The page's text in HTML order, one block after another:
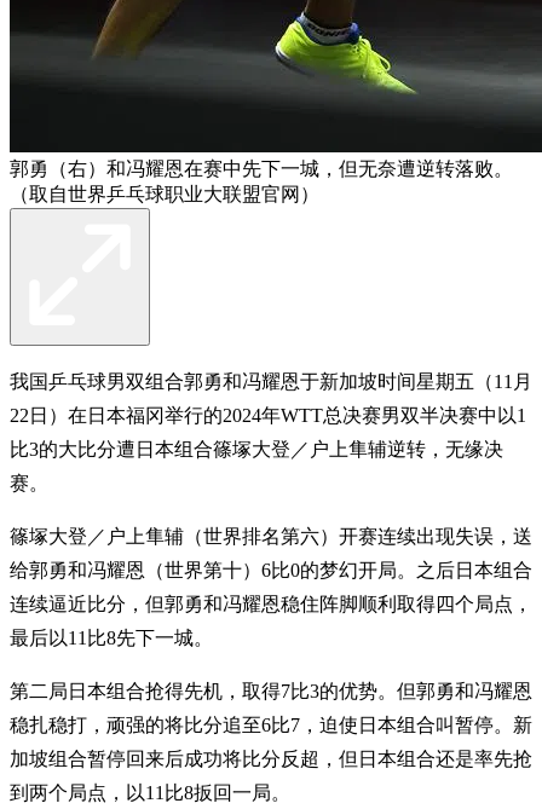
郭勇（右）和冯耀恩在赛中先下一城，但无奈遭逆转落败。
（取自世界乒乓球职业大联盟官网）
我国乒乓球男双组合郭勇和冯耀恩于新加坡时间星期五（11月
22日）在日本福冈举行的2024年WTT总决赛男双半决赛中以1
比3的大比分遭日本组合篠塚大登／户上隼辅逆转，无缘决
赛。
篠塚大登／户上隼辅（世界排名第六）开赛连续出现失误，送
给郭勇和冯耀恩（世界第十）6比0的梦幻开局。之后日本组合
连续逼近比分，但郭勇和冯耀恩稳住阵脚顺利取得四个局点，
最后以11比8先下一城。
第二局日本组合抢得先机，取得7比3的优势。但郭勇和冯耀恩
稳扎稳打，顽强的将比分追至6比7，迫使日本组合叫暂停。新
加坡组合暂停回来后成功将比分反超，但日本组合还是率先抢
到两个局点，以11比8扳回一局。